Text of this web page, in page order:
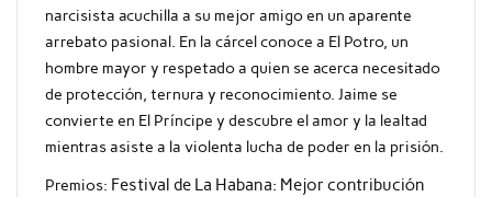
narcisista acuchilla a su mejor amigo en un aparente
arrebato pasional. En la cárcel conoce a El Potro, un
hombre mayor y respetado a quien se acerca necesitado
de protección, ternura y reconocimiento. Jaime se
convierte en El Príncipe y descubre el amor y la lealtad
mientras asiste a la violenta lucha de poder en la prisión.
Premios: Festival de La Habana: Mejor contribución